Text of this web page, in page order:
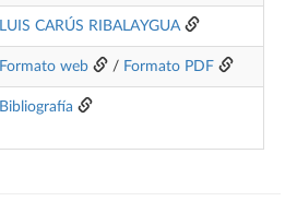
LUIS CARÚS RIBALAYGUA
Formato web / Formato PDF
Bibliografía